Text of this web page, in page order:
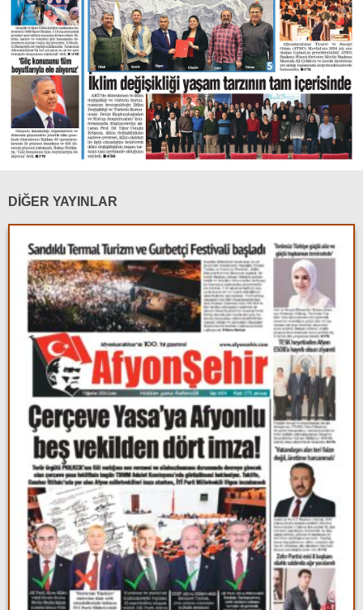
DİĞER YAYINLAR